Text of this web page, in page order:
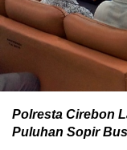
Polresta Cirebon
Puluhan Sopir